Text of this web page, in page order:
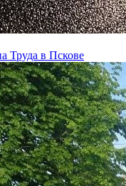
Труда в Пскове